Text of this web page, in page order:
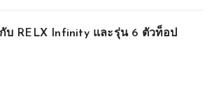
บ RELX Infinity และรุ่น 6 ตัวท็อป